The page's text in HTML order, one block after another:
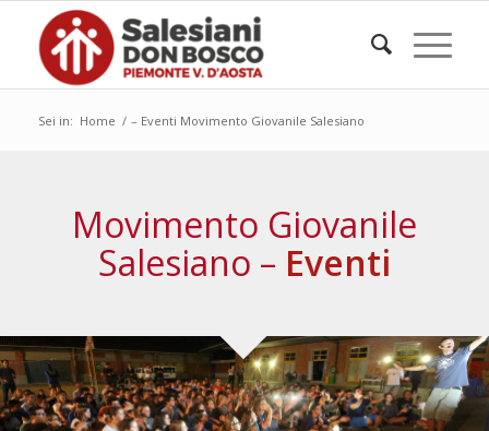
Sei in: Home / – Eventi Movimento Giovanile Salesiano
Movimento Giovanile
Salesiano – Eventi